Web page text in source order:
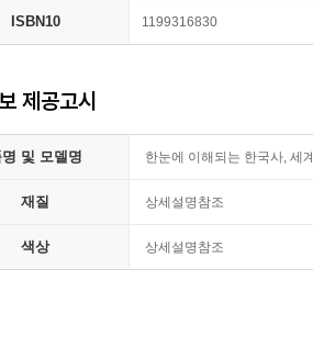
ISBN10 1199316830
제공고시
명 및 모델명 한눈에 이해되는 한국사, 세
재질 상세설명참조
색상 상세설명참조